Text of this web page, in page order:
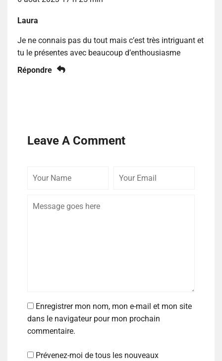
Laura
Je ne connais pas du tout mais c’est très intriguant et
tu le présentes avec beaucoup d’enthousiasme
Répondre
Leave A Comment
Enregistrer mon nom, mon e-mail et mon site
dans le navigateur pour mon prochain
commentaire.
Prévenez-moi de tous les nouveaux